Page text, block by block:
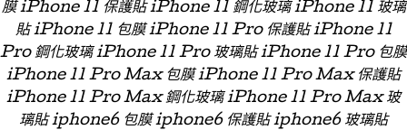
膜 iPhone 11 保護貼 iPhone 11 鋼化玻璃 iPhone 11 玻璃
貼 iPhone 11 包膜 iPhone 11 Pro 保護貼 iPhone 11
Pro 鋼化玻璃 iPhone 11 Pro 玻璃貼 iPhone 11 Pro 包膜
iPhone 11 Pro Max 包膜 iPhone 11 Pro Max 保護貼
iPhone 11 Pro Max 鋼化玻璃 iPhone 11 Pro Max 玻
璃貼 iphone6 包膜 iphone6 保護貼 iphone6 玻璃貼